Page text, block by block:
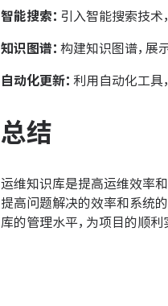
智能搜索： 引入智能搜索技术
知识图谱： 构建知识图谱，展
自动化更新： 利用自动化工具
总结
运维知识库是提高运维效率
提高问题解决的效率和系统
库的管理水平，为项目的顺利